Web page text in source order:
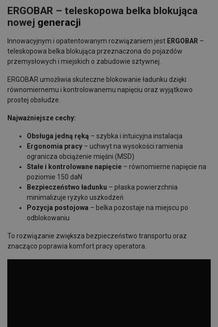
ERGOBAR – teleskopowa belka blokująca
nowej generacji
Innowacyjnym i opatentowanym rozwiązaniem jest ERGOBAR –
teleskopowa belka blokująca przeznaczona do pojazdów
przemysłowych i miejskich o zabudowie sztywnej.
ERGOBAR umożliwia skuteczne blokowanie ładunku dzięki
równomiernemu i kontrolowanemu napięciu oraz wyjątkowo
prostej obsłudze.
Najważniejsze cechy:
Obsługa jedną ręką – szybka i intuicyjna instalacja
Ergonomia pracy – uchwyt na wysokości ramienia
ogranicza obciążenie mięśni (MSD)
Stałe i kontrolowane napięcie – równomierne napięcie na
poziomie 150 daN
Bezpieczeństwo ładunku – płaska powierzchnia
minimalizuje ryzyko uszkodzeń
Pozycja postojowa – belka pozostaje na miejscu po
odblokowaniu
To rozwiązanie zwiększa bezpieczeństwo transportu oraz
znacząco poprawia komfort pracy operatora.